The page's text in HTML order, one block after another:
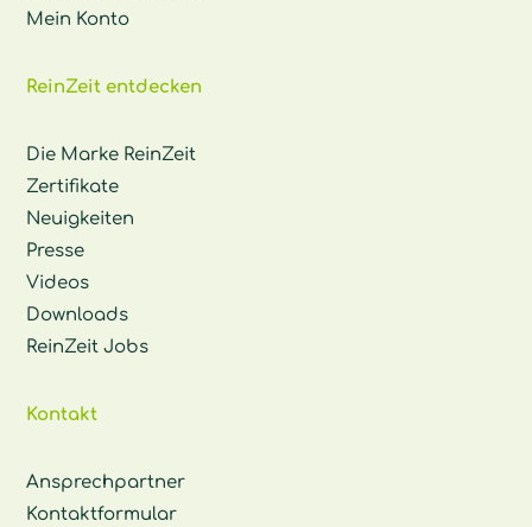
Mein Konto
ReinZeit entdecken
Die Marke ReinZeit
Zertifikate
Neuigkeiten
Presse
Videos
Downloads
ReinZeit Jobs
Kontakt
Ansprechpartner
Kontaktformular